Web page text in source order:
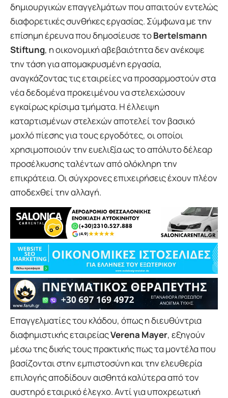
δημιουργικών επαγγελμάτων που απαιτούν εντελώς
διαφορετικές συνθήκες εργασίας. Σύμφωνα με την
επίσημη έρευνα που δημοσίευσε τοBertelsmann
Stiftung, η οικονομική αβεβαιότητα δεν ανέκοψε
την τάση για απομακρυσμένη εργασία,
αναγκάζοντας τις εταιρείες να προσαρμοστούν στα
νέα δεδομένα προκειμένου να στελεχώσουν
εγκαίρως κρίσιμα τμήματα. Η έλλειψη
καταρτισμένων στελεχών αποτελεί τον βασικό
μοχλό πίεσης για τους εργοδότες, οι οποίοι
χρησιμοποιούν την ευελιξία ως το απόλυτο δέλεαρ
προσέλκυσης ταλέντων από ολόκληρη την
επικράτεια. Οι σύγχρονες επιχειρήσεις έχουν πλέον
αποδεχθεί την αλλαγή.
Επαγγελματίες του κλάδου, όπως η διευθύντρια
διαφημιστικής εταιρείαςVerena Mayer, εξηγούν
μέσω της δικής τους πρακτικής πως τα μοντέλα που
βασίζονται στην εμπιστοσύνη και την ελευθερία
επιλογής αποδίδουν αισθητά καλύτερα από τον
αυστηρό εταιρικό έλεγχο. Αντί για υποχρεωτική